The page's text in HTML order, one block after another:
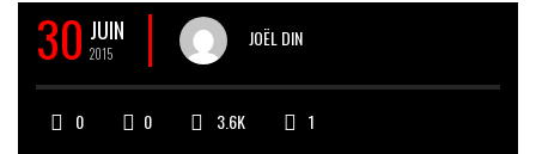
30 JUIN
2015
JOËL DIN
0 0 3.6K 1